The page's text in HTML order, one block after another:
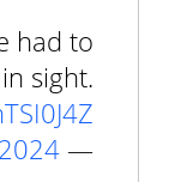
had to
sight.
— Scotty Sanders (@SeahawkSanders)